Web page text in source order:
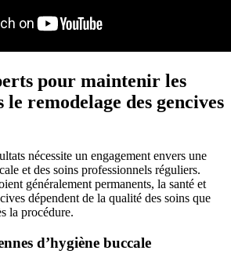
pour maintenir les
remodelage des gencives
nécessite un engagement envers une
et des soins professionnels réguliers.
généralement permanents, la santé et
dépendent de la qualité des soins que
la procédure.
d’hygiène buccale